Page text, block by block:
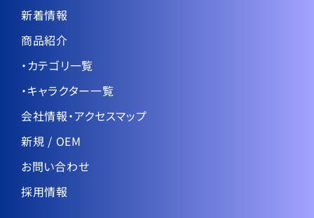
新着情報
商品紹介
・カテゴリ一覧
・キャラクター一覧
会社情報・アクセスマップ
新規 / OEM
お問い合わせ
採用情報